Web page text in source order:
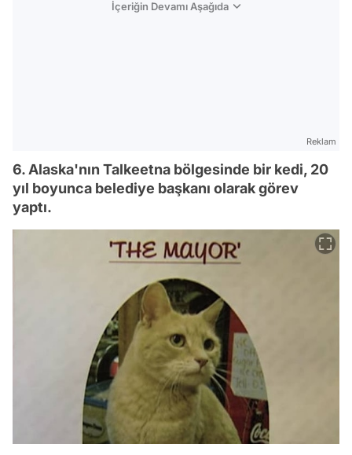
İçeriğin Devamı Aşağıda
Reklam
6. Alaska'nın Talkeetna bölgesinde bir kedi, 20
yıl boyunca belediye başkanı olarak görev
yaptı.